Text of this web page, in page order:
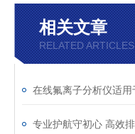
相关文章
RELATED ARTICLES